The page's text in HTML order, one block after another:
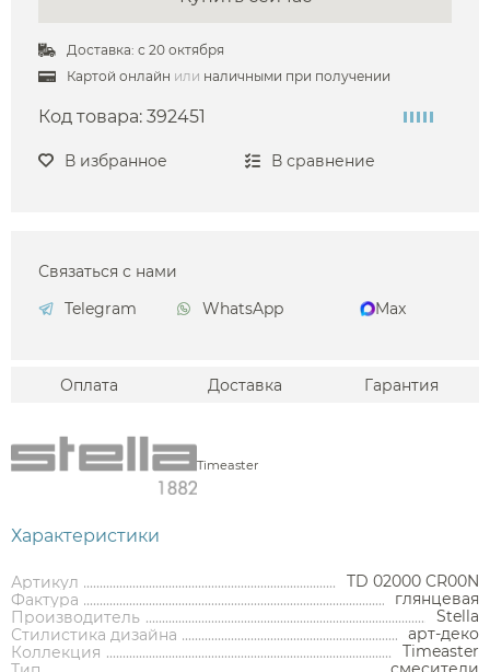
Аксессуары
Доставка: с 20 октября
Картой онлайн или наличными при получении
Код товара: 392451
В избранное В сравнение
Связаться с нами
Telegram
WhatsApp Max
Оплата Доставка Гарантия
Timeaster
Характеристики
Артикул
TD 02000 CR00N
Фактура
глянцевая
Производитель
Stella
Стилистика дизайна
арт-деко
Коллекция
Timeaster